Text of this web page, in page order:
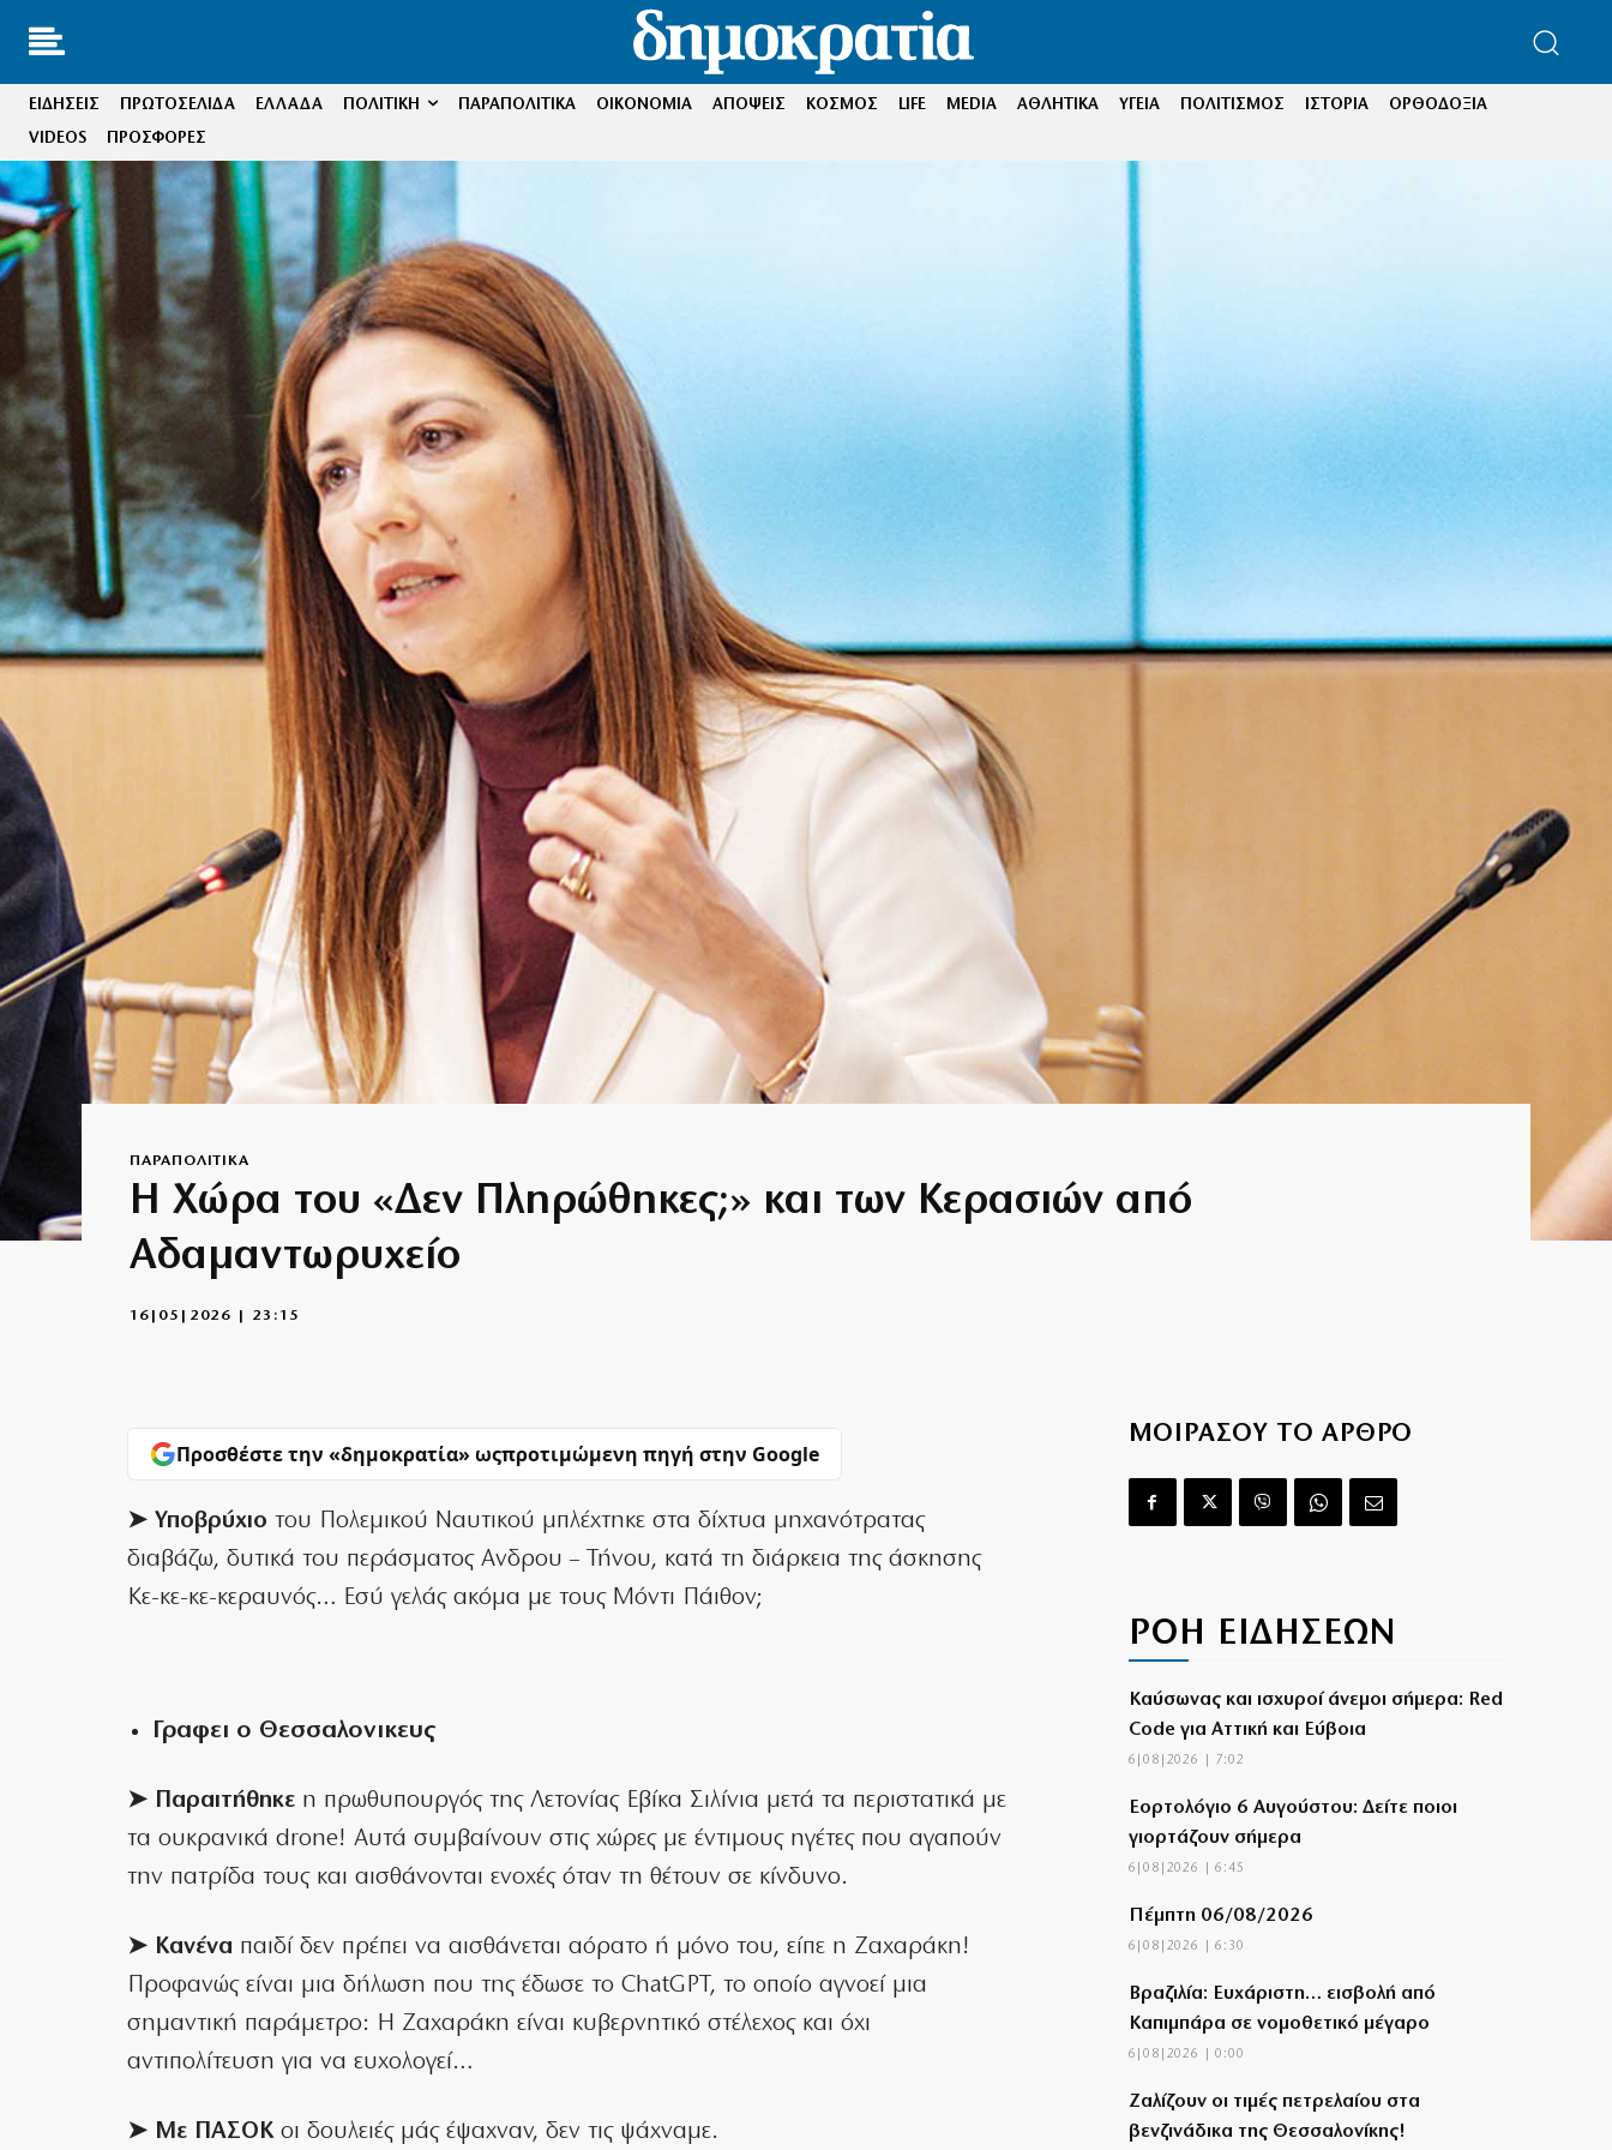
ΕΙΔΗΣΕΙΣ ΠΡΩΤΟΣΕΛΙΔΑ ΕΛΛΑΔΑ ΠΟΛΙΤΙΚΗ ΠΑΡΑΠΟΛΙΤΙΚΑ ΟΙΚΟΝΟΜΙΑ ΑΠΟΨΕΙΣ ΚΟΣΜΟΣ LIFE MEDIA ΑΘΛΗΤΙΚΑ ΥΓΕΙΑ ΠΟΛΙΤΙΣΜΟΣ ΙΣΤΟΡΙΑ
ΟΡΘΟΔΟΞΙΑ
VIDEOS
ΠΡΟΣΦΟΡΕΣ
ΠΑΡΑΠΟΛΙΤΙΚΑ
Η Χώρα του «Δεν Πληρώθηκες;» και των Κερασιών από
Αδαμαντωρυχείο
16|05|2026 | 23:15
Προσθέστε την «δημοκρατία» ωςπροτιμώμενη πηγή στην Google
➤ Υποβρύχιο του Πολεμικού Ναυτικού μπλέχτηκε στα δίχτυα μηχανότρατας
διαβάζω, δυτικά του περάσματος Aνδρου – Τήνου, κατά τη διάρκεια της άσκησης
Κε-κε-κε-κεραυνός… Εσύ γελάς ακόμα με τους Μόντι Πάιθον;
Γραφει ο Θεσσαλονικευς
➤ Παραιτήθηκε η πρωθυπουργός της Λετονίας Εβίκα Σιλίνια μετά τα περιστατικά με
τα ουκρανικά drone! Αυτά συμβαίνουν στις χώρες με έντιμους ηγέτες που αγαπούν
την πατρίδα τους και αισθάνονται ενοχές όταν τη θέτουν σε κίνδυνο.
➤ Κανένα παιδί δεν πρέπει να αισθάνεται αόρατο ή μόνο του, είπε η Ζαχαράκη!
Προφανώς είναι μια δήλωση που της έδωσε το ChatGPT, το οποίο αγνοεί μια
σημαντική παράμετρο: Η Ζαχαράκη είναι κυβερνητικό στέλεχος και όχι
αντιπολίτευση για να ευχολογεί…
➤ Με ΠΑΣΟΚοι δουλειές μάς έψαχναν, δεν τις ψάχναμε.
ΜΟΙΡΑΣΟΥ ΤΟ ΑΡΘΡΟ
ΡΟΗ ΕΙΔΗΣΕΩΝ
Καύσωνας και ισχυροί άνεμοι σήμερα: Red
Code για Αττική και Εύβοια
6|08|2026 | 7:02
Εορτολόγιο 6 Αυγούστου: Δείτε ποιοι
γιορτάζουν σήμερα
6|08|2026 | 6:45
Πέμπτη 06/08/2026
6|08|2026 | 6:30
Βραζιλία: Ευχάριστη… εισβολή από
Καπιμπάρα σε νομοθετικό μέγαρο
6|08|2026 | 0:00
Ζαλίζουν οι τιμές πετρελαίου στα
βενζινάδικα της Θεσσαλονίκης!